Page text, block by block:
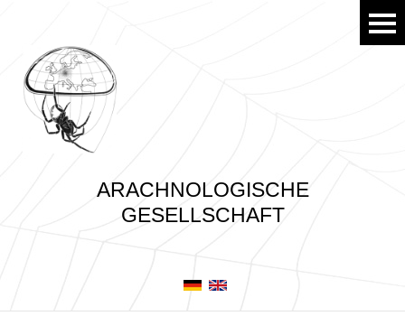
ARACHNOLOGISCHE
GESELLSCHAFT